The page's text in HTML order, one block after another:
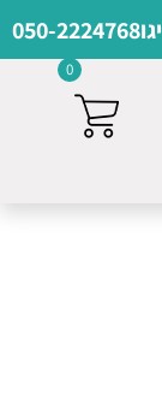
050-2224768
0